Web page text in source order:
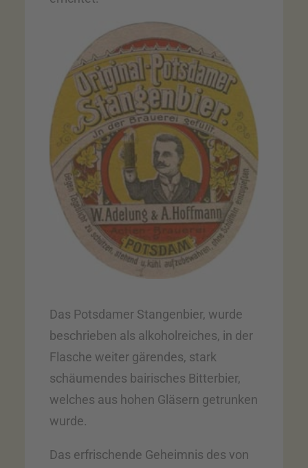
Das Potsdamer Stangenbier, wurde
beschrieben als alkoholreiches, in der
Flasche weiter gärendes, stark
schäumendes bairisches Bitterbier,
welches aus hohen Gläsern getrunken
wurde.
Das erfrischende Geheimnis des von